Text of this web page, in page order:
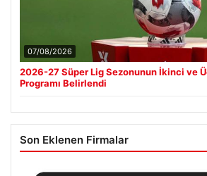
07/08/2026
2026-27 Süper Lig Sezonunun İkinci ve
Programı Belirlendi
Son Eklenen Firmalar